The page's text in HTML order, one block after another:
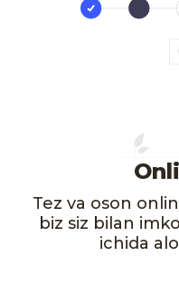
Tez va oson
biz siz bilan
ichida